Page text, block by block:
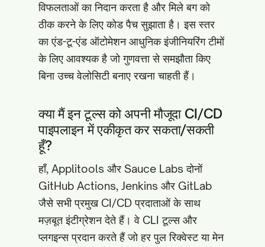
विफलताओं का निदान करता है और मिले बग को
ठीक करने के लिए कोड पैच सुझाता है। इस स्तर
का एंड-टू-एंड ऑटोमेशन आधुनिक इंजीनियरिंग टीमों
के लिए आवश्यक है जो गुणवत्ता से समझौता किए
बिना उच्च वेलोसिटी बनाए रखना चाहती हैं।
क्या मैं इन टूल्स को अपनी मौजूदा CI/CD
पाइपलाइन में एकीकृत कर सकता/सकती
हूँ?
हाँ, Applitools और Sauce Labs दोनों
GitHub Actions, Jenkins और GitLab
जैसे सभी प्रमुख CI/CD प्रदाताओं के साथ
मज़बूत इंटीग्रेशन देते हैं। वे CLI टूल्स और
प्लगइन्स प्रदान करते हैं जो हर पुल रिक्वेस्ट या मेन